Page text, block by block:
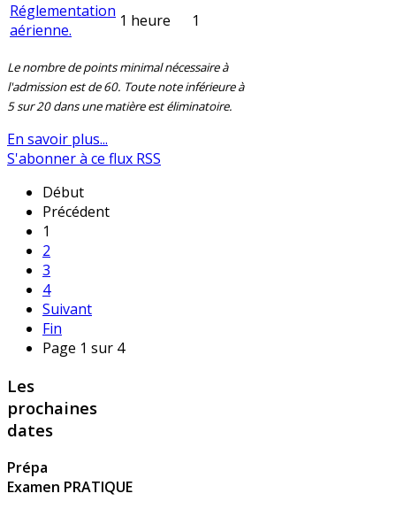
Réglementation
aérienne.
1 heure 1
Le nombre de points minimal nécessaire à
l'admission est de 60. Toute note inférieure à
5 sur 20 dans une matière est éliminatoire.
En savoir plus...
S'abonner à ce flux RSS
Début
Précédent
1
2
3
4
Suivant
Fin
Page 1 sur 4
Les
prochaines
dates
Prépa
Examen PRATIQUE